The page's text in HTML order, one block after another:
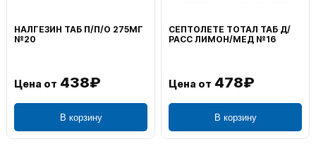
ТАБ П/П/О 275МГ
438₽
СЕПТОЛЕТЕ ТОТАЛ ТАБ Д/
РАСС ЛИМОН/МЕД №16
478₽